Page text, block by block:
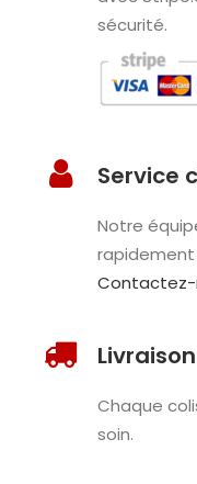
sécurité.
Service
Notre
Contactez-
Chaque
soin.